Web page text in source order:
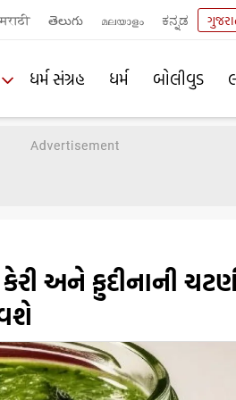
मराठी తెలుగు മലയാളം ಕನ್ನಡ
ધર્મ સંગ્રહ ધર્મ બોલીવુડ
અને ફુદીનાની